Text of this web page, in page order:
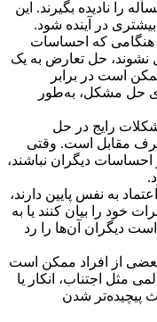
را نادیده بگیرند. این
در آینده شود.
هنگامی که احساسات
نشوند، حل تعارض به یک
است در برابر
حل مشکل، به‌طور
رایج در حل
طرف مقابل است. وقتی
احساسات دیگران نباشند،
به نفس پایین دارند،
خود را بیان کنند یا به
دیگران آن‌ها را رد
از افراد ممکن است
مثل اجتناب، انکار یا
پیچیده‌تر شدن